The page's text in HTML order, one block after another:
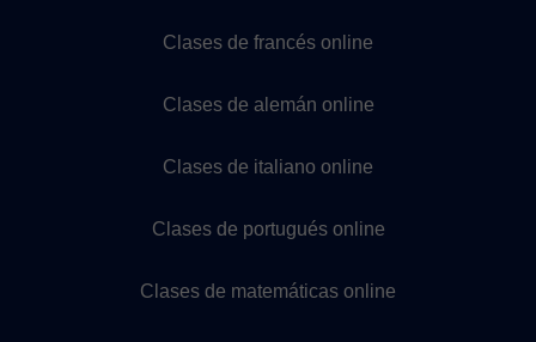
Clases de francés online
Clases de alemán online
Clases de italiano online
Clases de portugués online
Clases de matemáticas online